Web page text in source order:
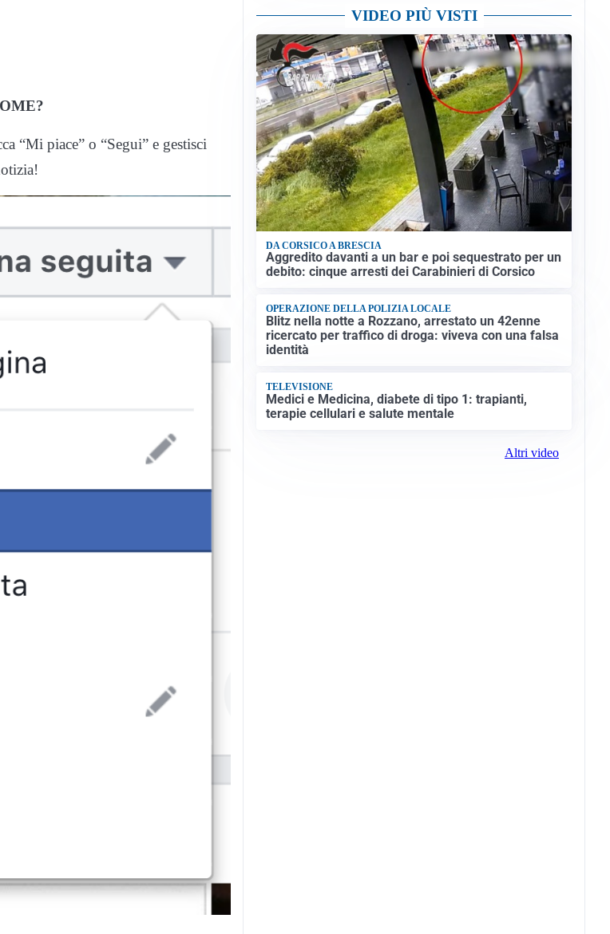
“Mi piace” o “Segui” e gestisci
VIDEO PIÙ VISTI
DA CORSICO A BRESCIA
Aggredito davanti a un bar e poi sequestrato per un
debito: cinque arresti dei Carabinieri di Corsico
OPERAZIONE DELLA POLIZIA LOCALE
Blitz nella notte a Rozzano, arrestato un 42enne
ricercato per traffico di droga: viveva con una falsa
identità
TELEVISIONE
Medici e Medicina, diabete di tipo 1: trapianti,
terapie cellulari e salute mentale
Altri video